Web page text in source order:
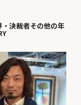
決裁者その他の年